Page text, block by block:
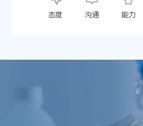
态度 沟通 能力